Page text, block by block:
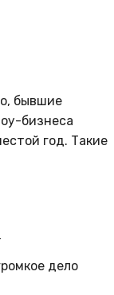
бывшие
бизнеса
год. Такие
дело